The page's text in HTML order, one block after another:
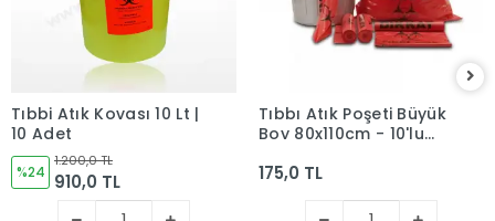
Tıbbi Atık Kovası 10 Lt |
10 Adet
%24
1.200,0 TL
910,0 TL
Tıbbı Atık Poşeti Büyük
Boy 80x110cm - 10'lu
175,0 TL